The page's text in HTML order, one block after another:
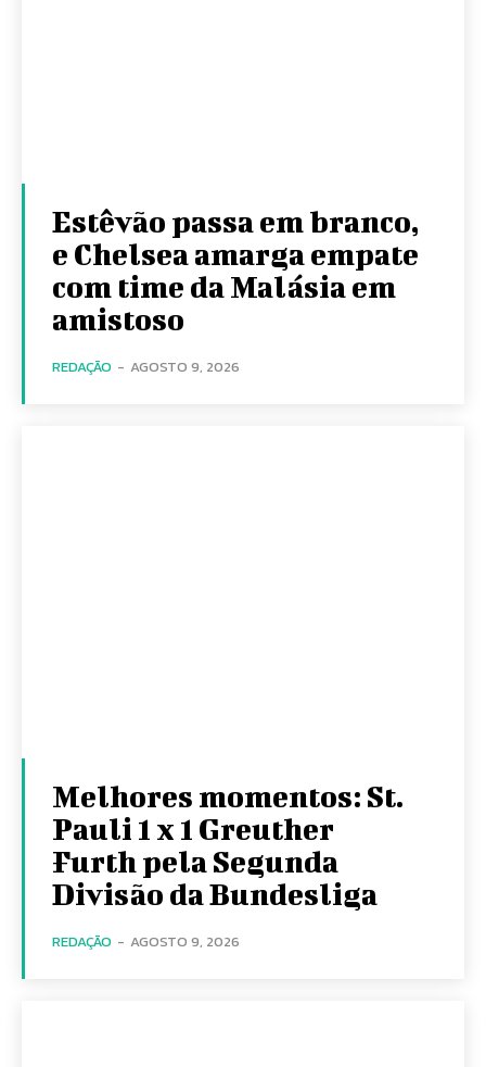
Estêvão passa em branco,
e Chelsea amarga empate
com time da Malásia em
amistoso
REDAÇÃO - AGOSTO 9, 2026
Melhores momentos: St.
Pauli 1 x 1 Greuther
Furth pela Segunda
Divisão da Bundesliga
REDAÇÃO - AGOSTO 9, 2026